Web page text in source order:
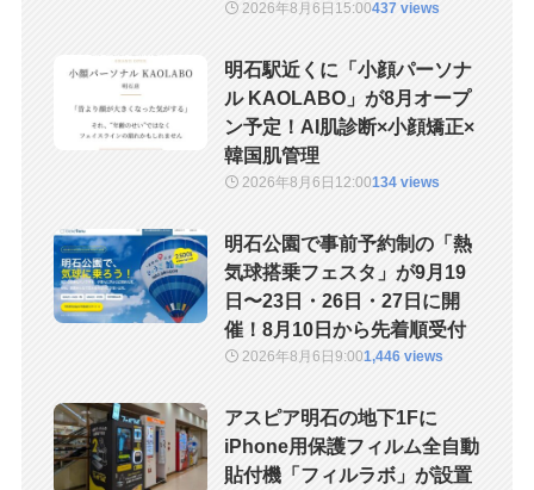
2026年8月6日 15:00437 views
明石駅近くに「小顔パーソナ
ル KAOLABO」が8月オープ
ン予定！AI肌診断×小顔矯正×
韓国肌管理
2026年8月6日 12:00134 views
明石公園で事前予約制の「熱
気球搭乗フェスタ」が9月19
日〜23日・26日・27日に開
催！8月10日から先着順受付
2026年8月6日9:001,446 views
アスピア明石の地下1Fに
iPhone用保護フィルム全自動
貼付機「フィルラボ」が設置